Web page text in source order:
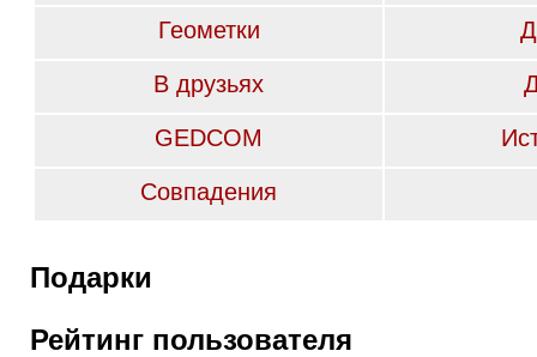
Геометки
В друзьях
GEDCOM
Совпадения
Подарки
Рейтинг пользователя